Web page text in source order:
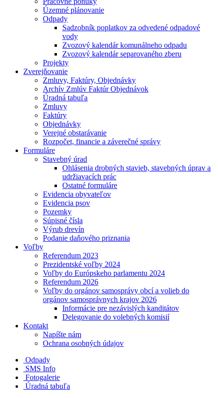
Územné plánovanie
Odpady
Sadzobník poplatkov za odvedené odpadové
vody
Zvozový kalendár komunálneho odpadu
Zvozový kalendár separovaného zberu
Projekty
Zverejňovanie
Zmluvy, Faktúry, Objednávky
Archív Zmlúv Faktúr Objednávok
Úradná tabuľa
Zmluvy
Faktúry
Objednávky
Verejné obstarávanie
Rozpočet, financie a záverečné správy
Formuláre
Stavebný úrad
Ohlásenia drobných stavieb, stavebných úprav a
udržiavacích prác
Ostatné formuláre
Evidencia obyvateľov
Evidencia psov
Pozemky
Súpisné čísla
Výrub drevín
Podanie daňového priznania
Voľby
Referendum 2023
Prezidentské voľby 2024
Voľby do Európskeho parlamentu 2024
Referendum 2026
Voľby do orgánov samosprávy obcí a volieb do
orgánov samosprávnych krajov 2026
Informácie pre nezávislých kanditátov
Delegovanie do volebných komisií
Kontakt
Napíšte nám
Ochrana osobných údajov
Odpady
SMS Info
Fotogalerie
Úradná tabuľa